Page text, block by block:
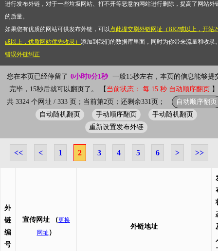
进行发布外链，对于一些垃圾网站、打不开等恶意的网站进行删除，提高了网站外
的质量。
如果您有优质的网站可供发布外链，可以点此提交刷外链网址（BR2或以上，开站
或以上，优质网站优先收录） 添加到我们的数据库里面，同时为你带来流量和收录
错误外链纠正
您在本页已经停留了 0小时0分1秒
一般15秒左右，本页的信息能够提
完毕，15秒后就可以翻页了。 【 当前状态： 每 15 秒 自动顺序翻页 】
共 3324 个网址 / 333 页；当前第2页；还剩余331页；
自动顺序翻页
自动随机翻页
手动顺序翻页
手动随机翻页
重新设置发布外链
<< < 1 2 3 4 5 6 > >>
外
链
编
号
宣传网址 （更换
网址 ）
外链地址